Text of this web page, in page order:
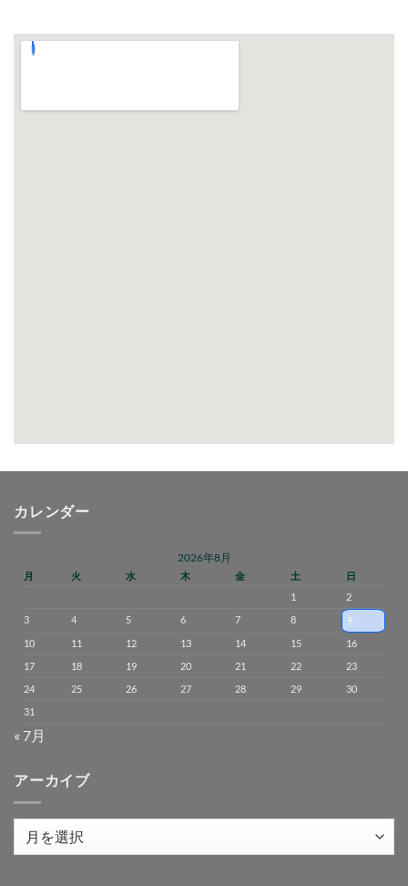
カレンダー
2026年8月
月 火 水 木 金 土
日
1
2
3
4 5 6 7 8
9
10
11 12 13 14 15
16
17
18 19 20 21 22
23
24
25 26 27 28 29
30
31
« 7月
アーカイブ